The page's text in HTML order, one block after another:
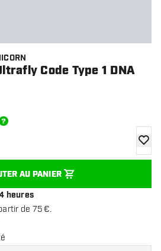
Code Type 1 DNA
quantité
AU PANIER
heures
de 75 €.